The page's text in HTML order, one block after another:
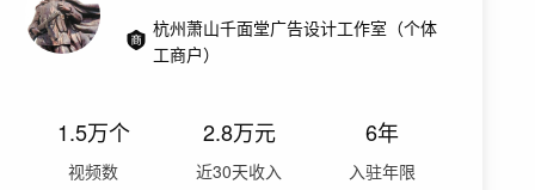
杭州萧山千面堂广告设计工作室（个体
工商户）
1.5万个
视频数
2.8万元
近30天收入
6年
入驻年限